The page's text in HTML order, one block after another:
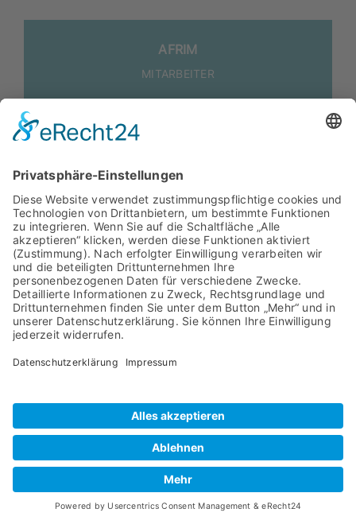
AFRIM
MIT­AR­BEI­TER
ALEX­AN­DER
MIT­AR­BEI­TER
ALI­JA
ANDEL­KA B
MIT­AR­BEI­TE­RIN